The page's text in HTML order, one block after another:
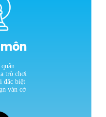
trò chơi
đăc biệt
ván cờ